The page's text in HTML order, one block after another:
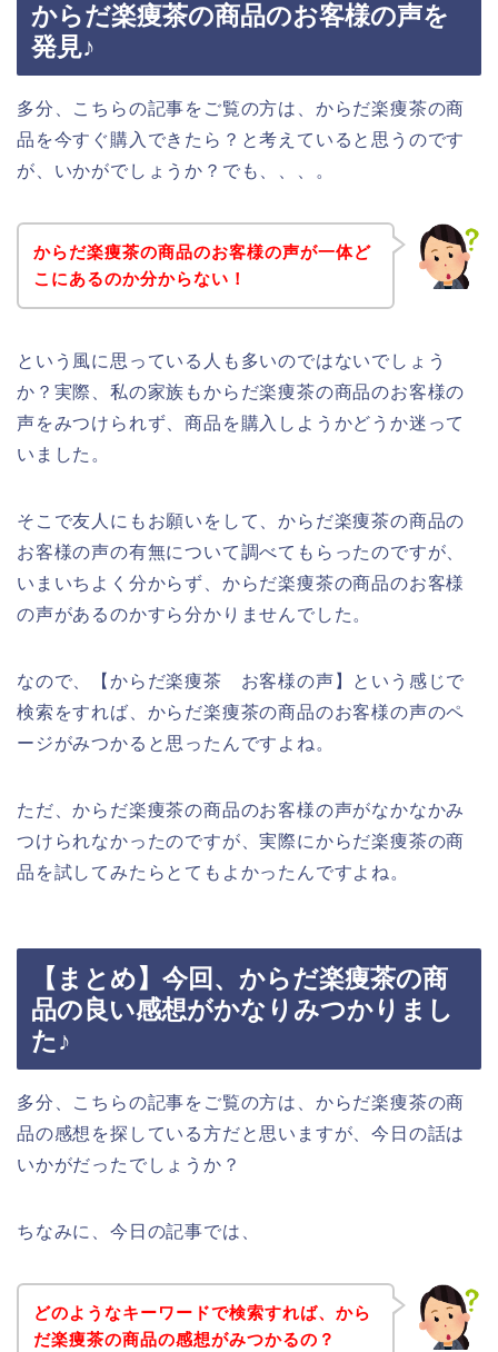
からだ楽痩茶の商品のお客様の声を
発見♪
多分、こちらの記事をご覧の方は、からだ楽痩茶の商
品を今すぐ購入できたら？と考えていると思うのです
が、いかがでしょうか？でも、、、。
からだ楽痩茶の商品のお客様の声が一体ど
こにあるのか分からない！
という風に思っている人も多いのではないでしょう
か？実際、私の家族もからだ楽痩茶の商品のお客様の
声をみつけられず、商品を購入しようかどうか迷って
いました。
そこで友人にもお願いをして、からだ楽痩茶の商品の
お客様の声の有無について調べてもらったのですが、
いまいちよく分からず、からだ楽痩茶の商品のお客様
の声があるのかすら分かりませんでした。
なので、【からだ楽痩茶 お客様の声】という感じで
検索をすれば、からだ楽痩茶の商品のお客様の声のペ
ージがみつかると思ったんですよね。
ただ、からだ楽痩茶の商品のお客様の声がなかなかみ
つけられなかったのですが、実際にからだ楽痩茶の商
品を試してみたらとてもよかったんですよね。
【まとめ】今回、からだ楽痩茶の商
品の良い感想がかなりみつかりまし
た♪
多分、こちらの記事をご覧の方は、からだ楽痩茶の商
品の感想を探している方だと思いますが、今日の話は
いかがだったでしょうか？
ちなみに、今日の記事では、
どのようなキーワードで検索すれば、から
だ楽痩茶の商品の感想がみつかるの？